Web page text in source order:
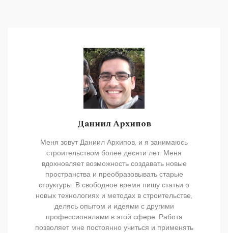
Даниил Архипов
Меня зовут Даниил Архипов, и я занимаюсь
строительством более десяти лет. Меня
вдохновляет возможность создавать новые
пространства и преобразовывать старые
структуры. В свободное время пишу статьи о
новых технологиях и методах в строительстве,
делясь опытом и идеями с другими
профессионалами в этой сфере. Работа
позволяет мне постоянно учиться и применять